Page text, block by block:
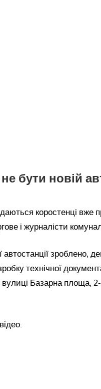
бути новій
коростенці вже
і журналісти
зроблено,
технічної
вулиці Базарна площа,